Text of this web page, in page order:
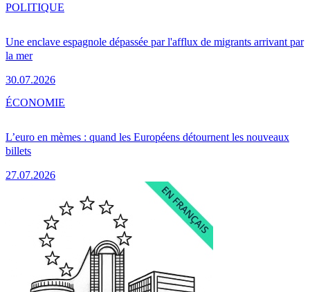
Une enclave espagnole dépassée par l'afflux de migrants arrivant par
la mer
30.07.2026
POLITIQUE
L’euro en mèmes : quand les Européens détournent les nouveaux
billets
27.07.2026
ÉCONOMIE